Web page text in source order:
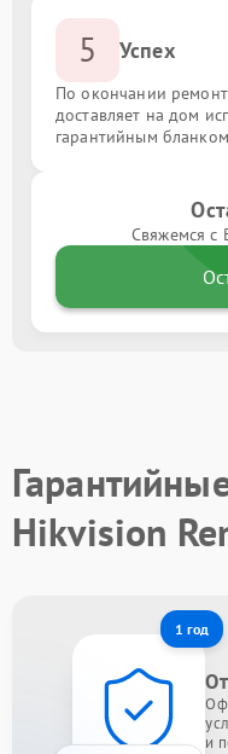
5 Успех
По окончании
доставляет на дом
гарантийным
Свяжемся с
Hikvision
1 год
и